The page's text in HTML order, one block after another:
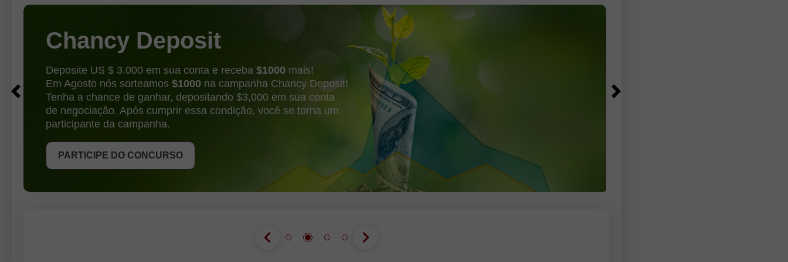
sobre uma possível alta
PARTICIPE DO CONCURSO
Chancy Deposit
Deposite US $ 3.000 em sua conta e receba $1000 mais!
Em Agosto nós sorteamos $1000 na campanha Chancy Deposit!
Tenha a chance de ganhar, depositando $3,000 em sua conta
de negociação. Após cumprir essa condição, você se torna um
participante da campanha.
PARTICIPE DO CONCURSO